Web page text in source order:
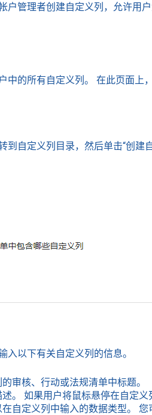
户管理者创建自定义列，允许用
中的所有自定义列。 在此页面
到自定义列目录，然后单击“创建
入以下有关自定义列的信息。
审核、行动或法规清单中标题。
。 如果用户将鼠标悬停在自定义
自定义列中输入的数据类型。 您